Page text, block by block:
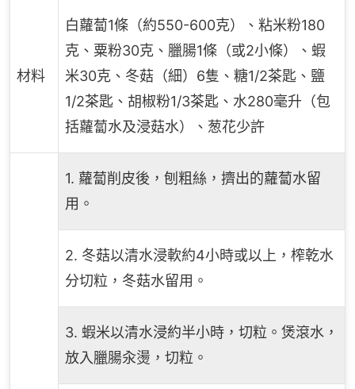
材料
白蘿蔔1條（約550-600克）、粘米粉180
克、粟粉30克、臘腸1條（或2小條）、蝦
米30克、冬菇（細）6隻、糖1/2茶匙、鹽
1/2茶匙、胡椒粉1/3茶匙、水280毫升（包
括蘿蔔水及浸菇水）、葱花少許
1. 蘿蔔削皮後，刨粗絲，擠出的蘿蔔水留
用。
2. 冬菇以清水浸軟約4小時或以上，榨乾水
分切粒，冬菇水留用。
3. 蝦米以清水浸約半小時，切粒。煲滾水，
放入臘腸汆燙，切粒。